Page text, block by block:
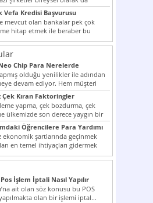
Senetle kredi...
Vefa Kredisi Başvurusu
mevcut olan bankalar pek çok
hitap etmek ile beraber bu
Chip Para Nerelerde
olduğu yenilikler ile adından
devam ediyor. Hem müşteri
arttırmak hem...
Çek Kıran Faktoringler
yapma, çek bozdurma, çek
ülkemizde son derece yaygın bir
Öğrencilere Para Yardımı
ekonomik şartlarında geçinmek
en temel ihtiyaçları gidermek
zor olmak...
İşlem İptali Nasıl Yapılır
ait olan söz konusu bu POS
olan bir işlemi iptal...